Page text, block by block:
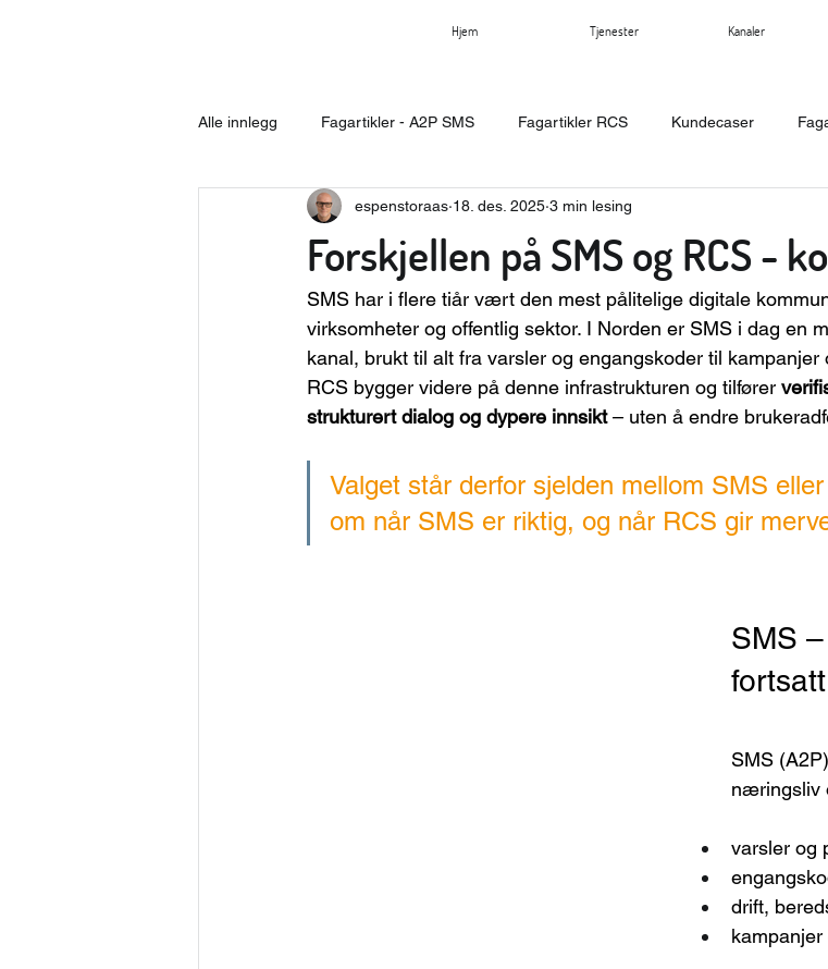
Hjem Tjenester Kanaler
Alle innlegg Fagartikler - A2P SMS Fagartikler RCS Kundecaser
Forskjellen på SMS og RCS -
espenstoraas 18. des. 2025 3 min lesing
SMS har i flere tiår vært den mest pålitelige digitale
virksomheter og offentlig sektor. I Norden er SMS i dag en
kanal, brukt til alt fra varsler og engangskoder til kampanjer
RCS bygger videre på denne infrastrukturen og tilfører
strukturert dialog og dypere innsikt – uten å endre
Valget står derfor sjelden mellom SMS
om når SMS er riktig, og når RCS gir
SMS
SMS
næringsliv
varsler og
drift,